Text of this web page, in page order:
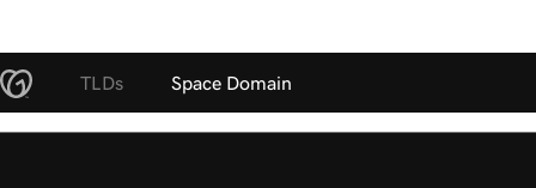
TLDs Space Domain